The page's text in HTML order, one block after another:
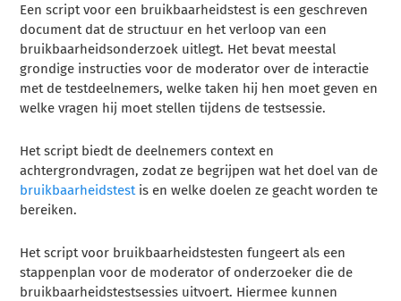
Een script voor een bruikbaarheidstest is een geschreven
document dat de structuur en het verloop van een
bruikbaarheidsonderzoek uitlegt. Het bevat meestal
grondige instructies voor de moderator over de interactie
met de testdeelnemers, welke taken hij hen moet geven en
welke vragen hij moet stellen tijdens de testsessie.
Het script biedt de deelnemers context en
achtergrondvragen, zodat ze begrijpen wat het doel van de
bruikbaarheidstestis en welke doelen ze geacht worden te
bereiken.
Het script voor bruikbaarheidstesten fungeert als een
stappenplan voor de moderator of onderzoeker die de
bruikbaarheidstestsessies uitvoert. Hiermee kunnen